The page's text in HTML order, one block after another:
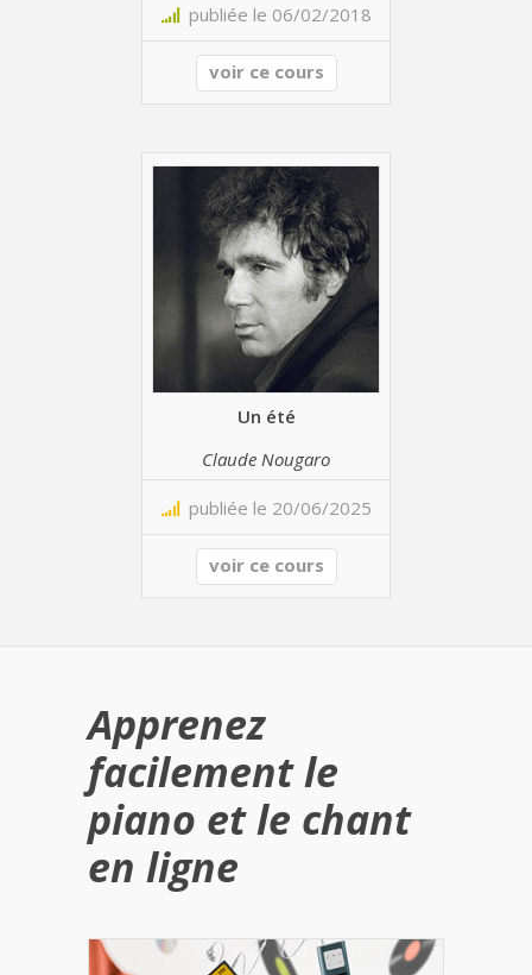
publiée le 06/02/2018
voir ce cours
Un été
Claude Nougaro
publiée le 20/06/2025
voir ce cours
Apprenez
facilement le
piano et le chant
en ligne